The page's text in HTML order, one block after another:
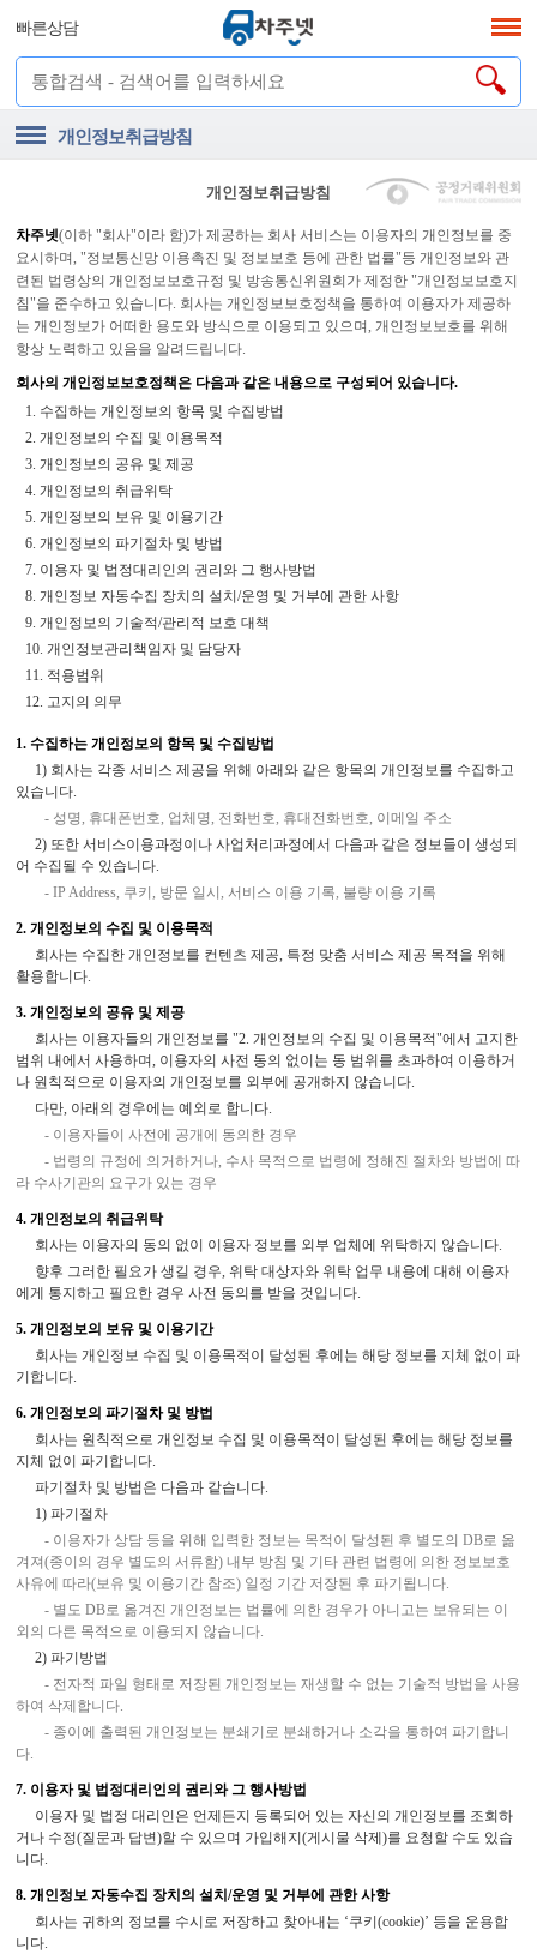
빠른상담
개인정보취급방침
개인정보취급방침
차주넷(이하 "회사"이라 함)가 제공하는 회사 서비스는 이용자의 개인정보를 중
요시하며, "정보통신망 이용촉진 및 정보보호 등에 관한 법률"등 개인정보와 관
련된 법령상의 개인정보보호규정 및 방송통신위원회가 제정한 "개인정보보호지
침"을 준수하고 있습니다. 회사는 개인정보보호정책을 통하여 이용자가 제공하
는 개인정보가 어떠한 용도와 방식으로 이용되고 있으며, 개인정보보호를 위해
항상 노력하고 있음을 알려드립니다.
회사의 개인정보보호정책은 다음과 같은 내용으로 구성되어 있습니다.
1. 수집하는 개인정보의 항목 및 수집방법
2. 개인정보의 수집 및 이용목적
3. 개인정보의 공유 및 제공
4. 개인정보의 취급위탁
5. 개인정보의 보유 및 이용기간
6. 개인정보의 파기절차 및 방법
7. 이용자 및 법정대리인의 권리와 그 행사방법
8. 개인정보 자동수집 장치의 설치/운영 및 거부에 관한 사항
9. 개인정보의 기술적/관리적 보호 대책
10. 개인정보관리책임자 및 담당자
11. 적용범위
12. 고지의 의무
1. 수집하는 개인정보의 항목 및 수집방법
1) 회사는 각종 서비스 제공을 위해 아래와 같은 항목의 개인정보를 수집하고
있습니다.
- 성명, 휴대폰번호, 업체명, 전화번호, 휴대전화번호, 이메일 주소
2) 또한 서비스이용과정이나 사업처리과정에서 다음과 같은 정보들이 생성되
어 수집될 수 있습니다.
- IP Address, 쿠키, 방문 일시, 서비스 이용 기록, 불량 이용 기록
2. 개인정보의 수집 및 이용목적
회사는 수집한 개인정보를 컨텐츠 제공, 특정 맞춤 서비스 제공 목적을 위해
활용합니다.
3. 개인정보의 공유 및 제공
회사는 이용자들의 개인정보를 "2. 개인정보의 수집 및 이용목적"에서 고지한
범위 내에서 사용하며, 이용자의 사전 동의 없이는 동 범위를 초과하여 이용하거
나 원칙적으로 이용자의 개인정보를 외부에 공개하지 않습니다.
다만, 아래의 경우에는 예외로 합니다.
- 이용자들이 사전에 공개에 동의한 경우
- 법령의 규정에 의거하거나, 수사 목적으로 법령에 정해진 절차와 방법에 따
라 수사기관의 요구가 있는 경우
4. 개인정보의 취급위탁
회사는 이용자의 동의 없이 이용자 정보를 외부 업체에 위탁하지 않습니다.
향후 그러한 필요가 생길 경우, 위탁 대상자와 위탁 업무 내용에 대해 이용자
에게 통지하고 필요한 경우 사전 동의를 받을 것입니다.
5. 개인정보의 보유 및 이용기간
회사는 개인정보 수집 및 이용목적이 달성된 후에는 해당 정보를 지체 없이 파
기합니다.
6. 개인정보의 파기절차 및 방법
회사는 원칙적으로 개인정보 수집 및 이용목적이 달성된 후에는 해당 정보를
지체 없이 파기합니다.
파기절차 및 방법은 다음과 같습니다.
1) 파기절차
- 이용자가 상담 등을 위해 입력한 정보는 목적이 달성된 후 별도의 DB로 옮
겨져(종이의 경우 별도의 서류함) 내부 방침 및 기타 관련 법령에 의한 정보보호
사유에 따라(보유 및 이용기간 참조) 일정 기간 저장된 후 파기됩니다.
- 별도 DB로 옮겨진 개인정보는 법률에 의한 경우가 아니고는 보유되는 이
외의 다른 목적으로 이용되지 않습니다.
2) 파기방법
- 전자적 파일 형태로 저장된 개인정보는 재생할 수 없는 기술적 방법을 사용
하여 삭제합니다.
- 종이에 출력된 개인정보는 분쇄기로 분쇄하거나 소각을 통하여 파기합니
다.
7. 이용자 및 법정대리인의 권리와 그 행사방법
이용자 및 법정 대리인은 언제든지 등록되어 있는 자신의 개인정보를 조회하
거나 수정(질문과 답변)할 수 있으며 가입해지(게시물 삭제)를 요청할 수도 있습
니다.
8. 개인정보 자동수집 장치의 설치/운영 및 거부에 관한 사항
회사는 귀하의 정보를 수시로 저장하고 찾아내는 ‘쿠키(cookie)’ 등을 운용합
니다.